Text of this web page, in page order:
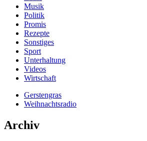
Musik
Politik
Promis
Rezepte
Sonstiges
Sport
Unterhaltung
Videos
Wirtschaft
Gerstengras
Weihnachtsradio
Archiv